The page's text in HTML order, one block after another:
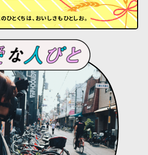
ひとくちは、おいしさもひとしお。